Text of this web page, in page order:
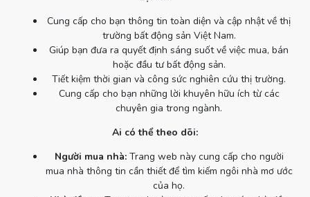
Cung cấp cho bạn thông tin toàn diện và cập nhật về thị
trường bất động sản Việt Nam.
Giúp bạn đưa ra quyết định sáng suốt về việc mua, bán
hoặc đầu tư bất động sản.
Tiết kiệm thời gian và công sức nghiên cứu thị trường.
Cung cấp cho bạn những lời khuyên hữu ích từ các
chuyên gia trong ngành.
Ai có thể theo dõi:
Người mua nhà:Trang web này cung cấp cho người
mua nhà thông tin cần thiết để tìm kiếm ngôi nhà mơ ước
của họ.